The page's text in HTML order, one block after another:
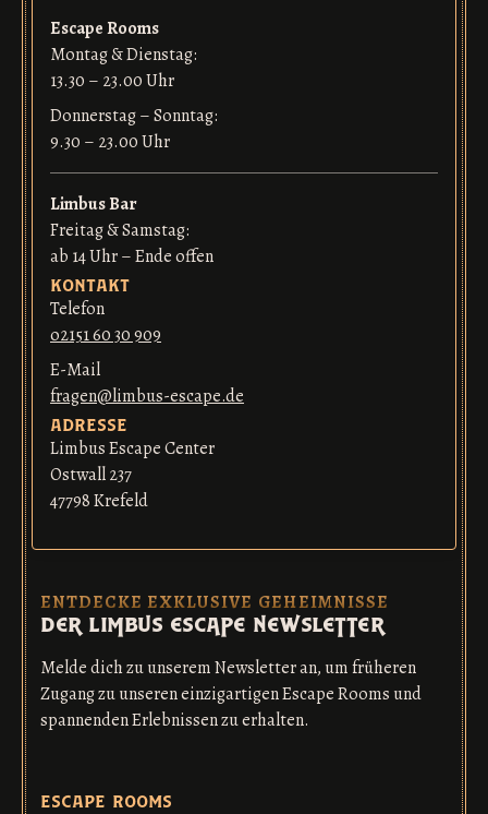
Escape Rooms
Montag & Dienstag:
13.30 – 23.00 Uhr
Donnerstag – Sonntag:
9.30 – 23.00 Uhr
Limbus Bar
Freitag & Samstag:
ab 14 Uhr – Ende offen
kontakt
Telefon
o2151 60 30 909
E-Mail
fragen@limbus-escape.de
adresse
Limbus Escape Center
Ostwall 237
47798 Krefeld
ENTDECKE EXKLUSIVE GEHEIMNISSE
der limbus escape newsletter
Melde dich zu unserem Newsletter an, um früheren
Zugang zu unseren einzigartigen Escape Rooms und
spannenden Erlebnissen zu erhalten.
escape rooms